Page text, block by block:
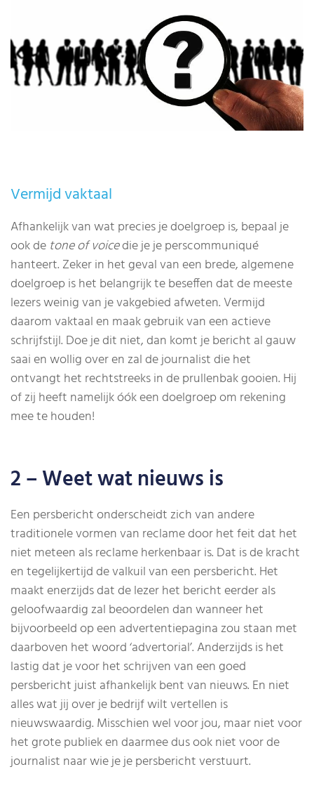
Vermijd vaktaal
Afhankelijk van wat precies je doelgroep is, bepaal je
ook de tone of voicedie je je perscommuniqué
hanteert. Zeker in het geval van een brede, algemene
doelgroep is het belangrijk te beseffen dat de meeste
lezers weinig van je vakgebied afweten. Vermijd
daarom vaktaal en maak gebruik van een actieve
schrijfstijl. Doe je dit niet, dan komt je bericht al gauw
saai en wollig over en zal de journalist die het
ontvangt het rechtstreeks in de prullenbak gooien. Hij
of zij heeft namelijk óók een doelgroep om rekening
mee te houden!
2 – Weet wat nieuws is
Een persbericht onderscheidt zich van andere
traditionele vormen van reclame door het feit dat het
niet meteen als reclame herkenbaar is. Dat is de kracht
en tegelijkertijd de valkuil van een persbericht. Het
maakt enerzijds dat de lezer het bericht eerder als
geloofwaardig zal beoordelen dan wanneer het
bijvoorbeeld op een advertentiepagina zou staan met
daarboven het woord ‘advertorial’. Anderzijds is het
lastig dat je voor het schrijven van een goed
persbericht juist afhankelijk bent van nieuws. En niet
alles wat jij over je bedrijf wilt vertellen is
nieuwswaardig. Misschien wel voor jou, maar niet voor
het grote publiek en daarmee dus ook niet voor de
journalist naar wie je je persbericht verstuurt.